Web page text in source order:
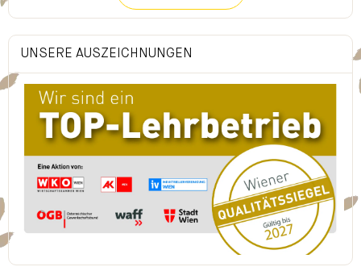
UNSERE AUSZEICHNUNGEN